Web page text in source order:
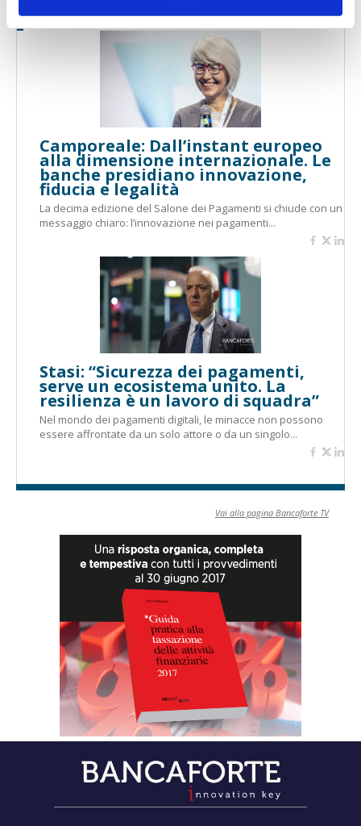
Bancaforte TV
Camporeale: Dall’instant europeo
alla dimensione internazionale. Le
banche presidiano innovazione,
fiducia e legalità
La decima edizione del Salone dei Pagamenti si chiude con un
messaggio chiaro: l’innovazione nei pagamenti...
Stasi: “Sicurezza dei pagamenti,
serve un ecosistema unito. La
resilienza è un lavoro di squadra”
Nel mondo dei pagamenti digitali, le minacce non possono
essere affrontate da un solo attore o da un singolo...
Vai alla pagina Bancaforte TV